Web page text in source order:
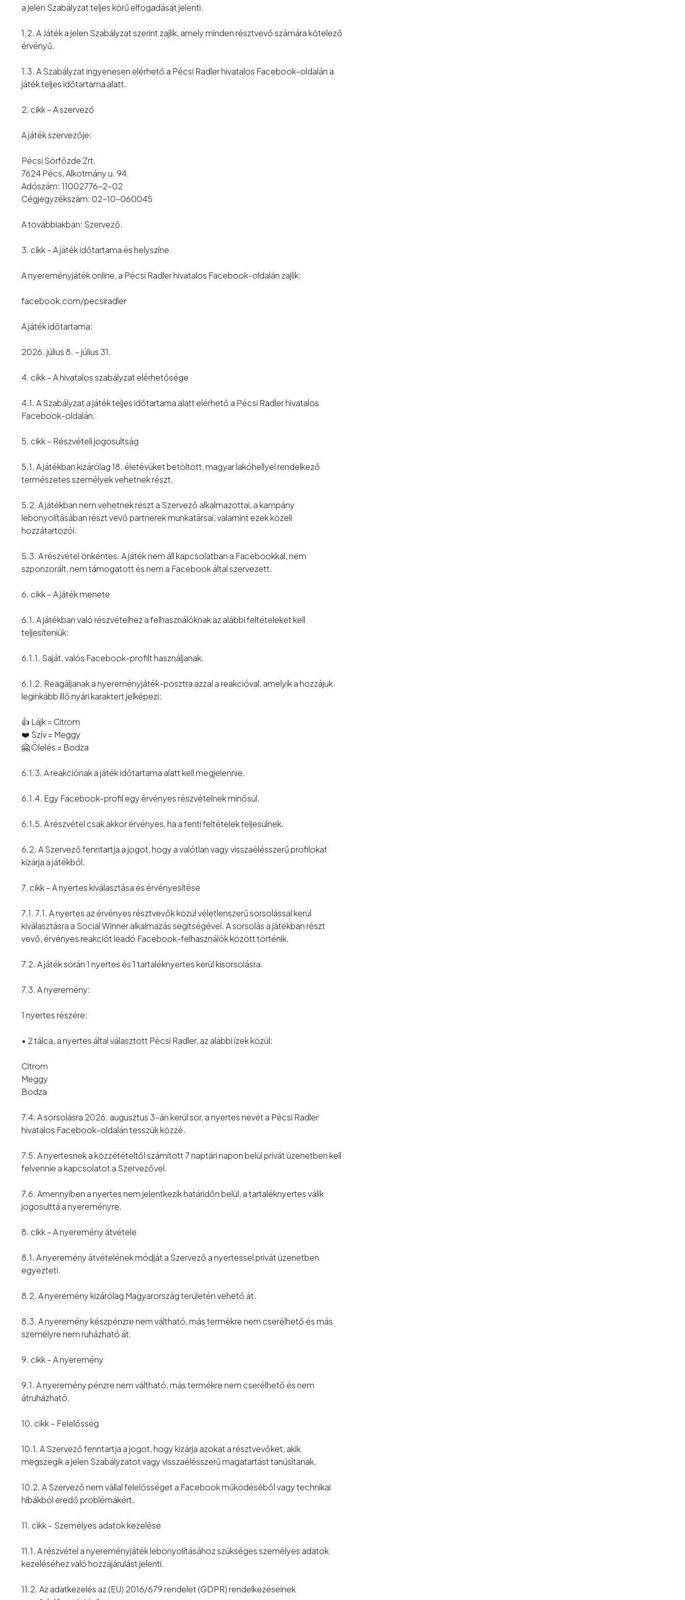
a jelen Szabályzat teljes körű elfogadását jelenti.
1.2. A Játék a jelen Szabályzat szerint zajlik, amely minden résztvevő számára kötelező
érvényű.
1.3. A Szabályzat ingyenesen elérhető a Pécsi Radler hivatalos Facebook-oldalán a
játék teljes időtartama alatt.
2. cikk – A szervező
A játék szervezője:
Pécsi Sörfőzde Zrt.
7624 Pécs, Alkotmány u. 94.
Adószám: 11002776-2-02
Cégjegyzékszám: 02-10-060045
A továbbiakban: Szervező.
3. cikk – A játék időtartama és helyszíne
A nyereményjáték online, a Pécsi Radler hivatalos Facebook-oldalán zajlik:
facebook.com/pecsiradler
A játék időtartama:
2026. július 8. – július 31.
4. cikk – A hivatalos szabályzat elérhetősége
4.1. A Szabályzat a játék teljes időtartama alatt elérhető a Pécsi Radler hivatalos
Facebook-oldalán.
5. cikk – Részvételi jogosultság
5.1. A játékban kizárólag 18. életévüket betöltött, magyar lakóhellyel rendelkező
természetes személyek vehetnek részt.
5.2. A játékban nem vehetnek részt a Szervező alkalmazottai, a kampány
lebonyolításában részt vevő partnerek munkatársai, valamint ezek közeli
hozzátartozói.
5.3. A részvétel önkéntes. A játék nem áll kapcsolatban a Facebookkal, nem
szponzorált, nem támogatott és nem a Facebook által szervezett.
6. cikk – A játék menete
6.1. A játékban való részvételhez a felhasználóknak az alábbi feltételeket kell
teljesíteniük:
6.1.1. Saját, valós Facebook-profilt használjanak.
6.1.2. Reagáljanak a nyereményjáték-posztra azzal a reakcióval, amelyik a hozzájuk
leginkább illő nyári karaktert jelképezi:
👍 Lájk = Citrom
❤️ Szív = Meggy
🤗 Ölelés = Bodza
6.1.3. A reakciónak a játék időtartama alatt kell megjelennie.
6.1.4. Egy Facebook-profil egy érvényes részvételnek minősül.
6.1.5. A részvétel csak akkor érvényes, ha a fenti feltételek teljesülnek.
6.2. A Szervező fenntartja a jogot, hogy a valótlan vagy visszaélésszerű profilokat
kizárja a játékból.
7. cikk – A nyertes kiválasztása és érvényesítése
7.1. 7.1. A nyertes az érvényes résztvevők közül véletlenszerű sorsolással kerül
kiválasztásra a Social Winner alkalmazás segítségével. A sorsolás a játékban részt
vevő, érvényes reakciót leadó Facebook-felhasználók között történik.
7.2. A játék során 1 nyertes és 1 tartaléknyertes kerül kisorsolásra.
7.3. A nyeremény:
1 nyertes részére:
• 2 tálca, a nyertes által választott Pécsi Radler, az alábbi ízek közül:
Citrom
Meggy
Bodza
7.4. A sorsolásra 2026. augusztus 3-án kerül sor, a nyertes nevét a Pécsi Radler
hivatalos Facebook-oldalán tesszük közzé.
7.5. A nyertesnek a közzétételtől számított 7 naptári napon belül privát üzenetben kell
felvennie a kapcsolatot a Szervezővel.
7.6. Amennyiben a nyertes nem jelentkezik határidőn belül, a tartaléknyertes válik
jogosulttá a nyereményre.
8. cikk – A nyeremény átvétele
8.1. A nyeremény átvételének módját a Szervező a nyertessel privát üzenetben
egyezteti.
8.2. A nyeremény kizárólag Magyarország területén vehető át.
8.3. A nyeremény készpénzre nem váltható, más termékre nem cserélhető és más
személyre nem ruházható át.
9. cikk – A nyeremény
9.1. A nyeremény pénzre nem váltható, más termékre nem cserélhető és nem
átruházható.
10. cikk – Felelősség
10.1. A Szervező fenntartja a jogot, hogy kizárja azokat a résztvevőket, akik
megszegik a jelen Szabályzatot vagy visszaélésszerű magatartást tanúsítanak.
10.2. A Szervező nem vállal felelősséget a Facebook működéséből vagy technikai
hibákból eredő problémákért.
11. cikk – Személyes adatok kezelése
11.1. A részvétel a nyereményjáték lebonyolításához szükséges személyes adatok
kezeléséhez való hozzájárulást jelenti.
11.2. Az adatkezelés az (EU) 2016/679 rendelet (GDPR) rendelkezéseinek